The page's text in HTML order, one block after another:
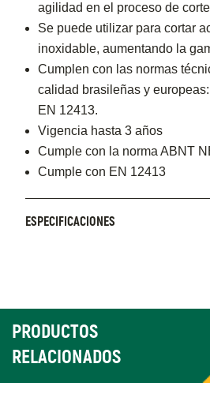
agilidad en el proceso de
Se puede utilizar para cortar
inoxidable, aumentando la
Cumplen con las normas
calidad brasileñas y
EN 12413.
Vigencia hasta 3 años
Cumple con la norma ABNT
Cumple con EN 12413
ESPECIFICACIONES
PRODUCTOS
RELACIONADOS